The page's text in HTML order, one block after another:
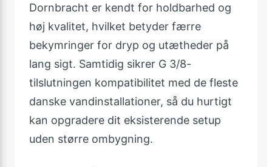
Dornbracht er kendt for holdbarhed og
høj kvalitet, hvilket betyder færre
bekymringer for dryp og utætheder på
lang sigt. Samtidig sikrer G 3/8-
tilslutningen kompatibilitet med de fleste
danske vandinstallationer, så du hurtigt
kan opgradere dit eksisterende setup
uden større ombygning.